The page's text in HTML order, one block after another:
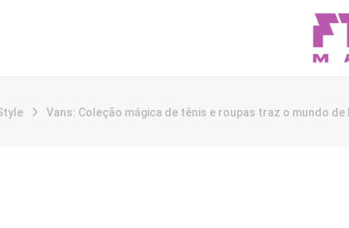
Vans: Coleção mágica de tênis e roupas traz o mundo